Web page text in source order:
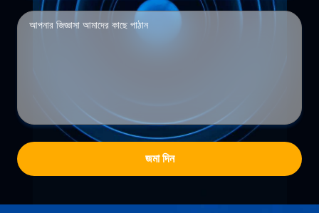
জমা দিন